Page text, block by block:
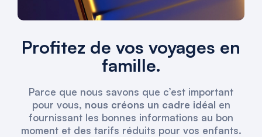
Profitez de vos voyages en
famille.
Parce que nous savons que c’est important
pour vous, nous créons un cadre idéal en
fournissant les bonnes informations au bon
moment et des tarifs réduits pour vos enfants.